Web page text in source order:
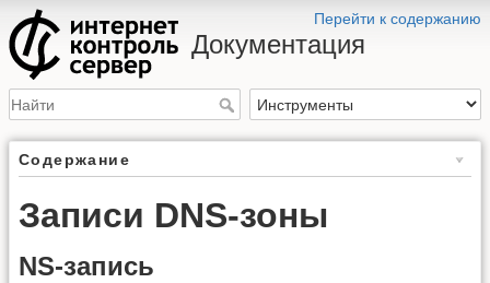
Перейти к содержанию
Документация
Содержание
Записи DNS-зоны
NS-запись